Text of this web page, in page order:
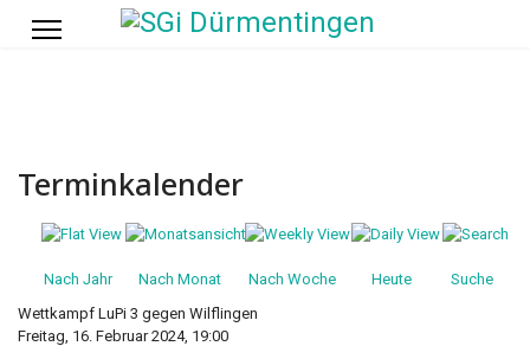
Terminkalender
Nach Jahr Nach Monat Nach Woche Heute
Suche
Wettkampf LuPi 3 gegen Wilflingen
Freitag, 16. Februar 2024, 19:00